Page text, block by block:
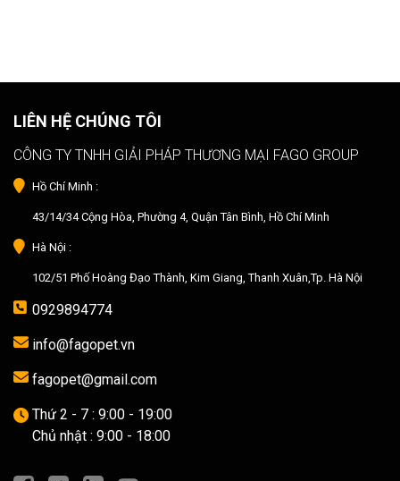
LIÊN HỆ CHÚNG TÔI
CÔNG TY TNHH GIẢI PHÁP THƯƠNG MẠI FAGO GROUP
Hồ Chí Minh :
43/14/34 Cộng Hòa, Phường 4, Quận Tân Bình, Hồ Chí Minh
Hà Nội :
102/51 Phố Hoàng Đạo Thành, Kim Giang, Thanh Xuân,Tp. Hà Nội
0929894774
info@fagopet.vn
fagopet@gmail.com
Thứ 2 - 7 : 9:00 - 19:00
Chủ nhật : 9:00 - 18:00